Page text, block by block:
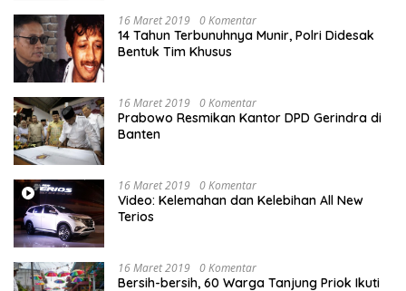
16 Maret 2019 0 Komentar
14 Tahun Terbunuhnya Munir, Polri Didesak
Bentuk Tim Khusus
16 Maret 2019 0 Komentar
Prabowo Resmikan Kantor DPD Gerindra di
Banten
16 Maret 2019 0 Komentar
Video: Kelemahan dan Kelebihan All New
Terios
16 Maret 2019 0 Komentar
Bersih-bersih, 60 Warga Tanjung Priok Ikuti